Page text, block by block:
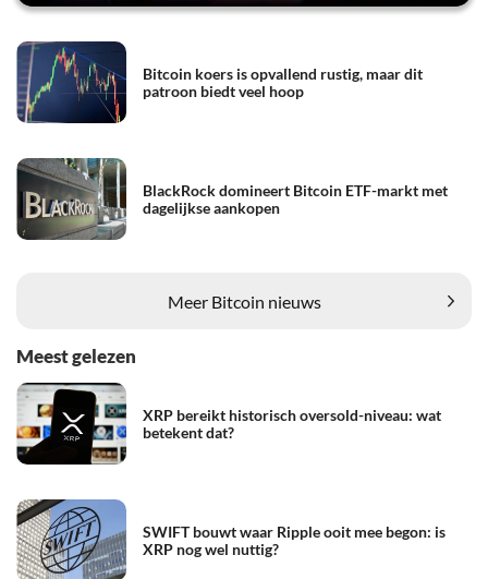
Bitcoin koers is opvallend rustig, maar dit
patroon biedt veel hoop
BlackRock domineert Bitcoin ETF-markt met
dagelijkse aankopen
Meer Bitcoin nieuws
Meest gelezen
XRP bereikt historisch oversold-niveau: wat
betekent dat?
SWIFT bouwt waar Ripple ooit mee begon: is
XRP nog wel nuttig?